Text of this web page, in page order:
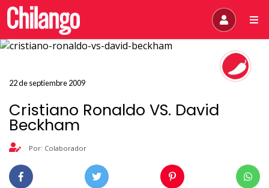
22 de septiembre 2009
Cristiano Ronaldo VS. David
Beckham
Por: Colaborador